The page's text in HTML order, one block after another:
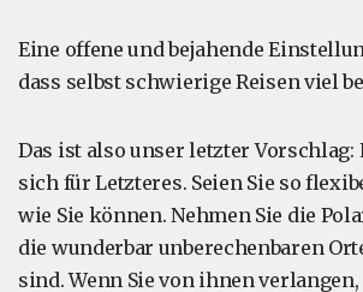
Eine offene und bejahende
dass selbst schwierige Reisen viel
Das ist also unser letzter Vorschlag:
sich für Letzteres. Seien Sie so
wie Sie können. Nehmen Sie die
die wunderbar unberechenbaren
sind. Wenn Sie von ihnen